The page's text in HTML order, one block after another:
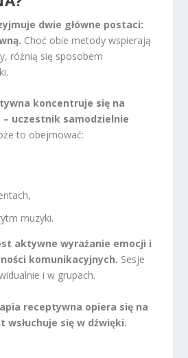
dwie główne postaci:
Choć obie metody wspierają
różnią się sposobem
koncentruje się na
– uczestnik samodzielnie
to obejmować:
muzyki.
aktywne wyrażanie emocji i
komunikacyjnych. Sesje
i w grupach.
receptywna opiera się na
wsłuchuje się w dźwięki.